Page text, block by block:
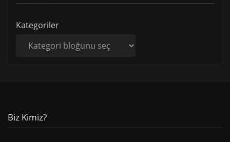
Kategoriler
Biz Kimiz?